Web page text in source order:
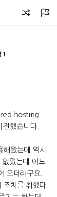
1
hosting
했습니다.
왔는데 역시
없었는데 어느
오더라구요.
조치를 취했다